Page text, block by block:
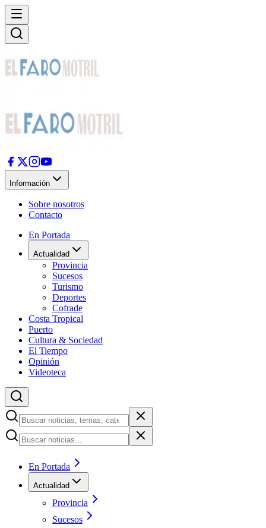
Información
Sobre nosotros
Contacto
En Portada
Actualidad
Provincia
Sucesos
Turismo
Deportes
Cofrade
Costa Tropical
Puerto
Cultura & Sociedad
El Tiempo
Opinión
Videoteca
En Portada
Actualidad
Provincia
Sucesos